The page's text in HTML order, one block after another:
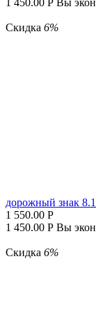
Скидка 6%
дорожный знак
1 550.00 Р
1 450.00 Р Вы
Скидка 6%